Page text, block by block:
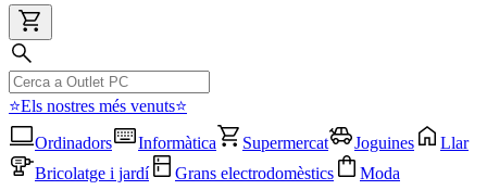
⭐Els nostres més venuts⭐
Ordinadors
Informàtica Supermercat Joguines
Llar
Bricolatge i jardí
Grans electrodomèstics Moda